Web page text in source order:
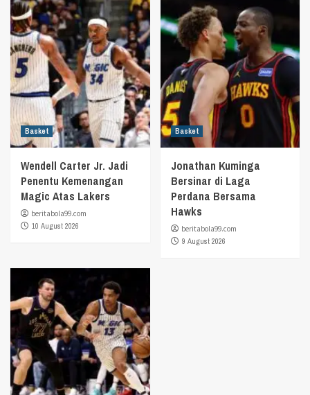
Basket
Wendell Carter Jr. Jadi
Penentu Kemenangan
Magic Atas Lakers
beritabola99.com
10 August 2026
Basket
Jonathan Kuminga
Bersinar di Laga
Perdana Bersama
Hawks
beritabola99.com
9 August 2026